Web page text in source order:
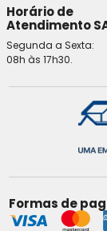
Horário de
Atendimento
Segunda a Sexta:
08h às 17h30.
Formas de